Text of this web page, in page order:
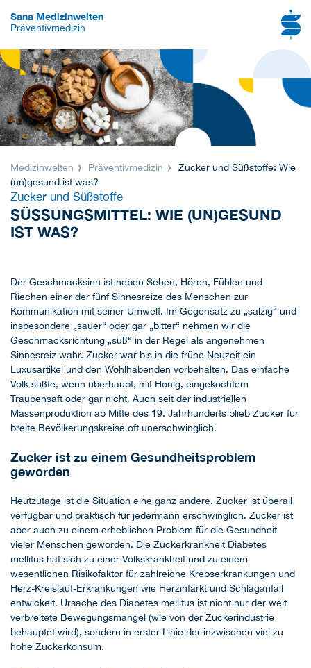
Sana Medizinwelten
Präventivmedizin
Medizinwelten Präventivmedizin
Zucker und Süßstoffe: Wie
(un)gesund ist was?
Zucker und Süßstoffe
SÜSSUNGSMITTEL: WIE (UN)GESUND I
ST WAS?
Der Geschmacksinn ist neben Sehen, Hören, Fühlen und
Riechen einer der fünf Sinnesreize des Menschen zur
Kommunikation mit seiner Umwelt. Im Gegensatz zu „salzig“ und
insbesondere „sauer“ oder gar „bitter“ nehmen wir die
Geschmacksrichtung „süß“ in der Regel als angenehmen
Sinnesreiz wahr. Zucker war bis in die frühe Neuzeit ein
Luxusartikel und den Wohlhabenden vorbehalten. Das einfache
Volk süßte, wenn überhaupt, mit Honig, eingekochtem
Traubensaft oder gar nicht. Auch seit der industriellen
Massenproduktion ab Mitte des 19. Jahrhunderts blieb Zucker für
breite Bevölkerungskreise oft unerschwinglich.
Zucker ist zu einem Gesundheitsproblem
geworden
Heutzutage ist die Situation eine ganz andere. Zucker ist überall
verfügbar und praktisch für jedermann erschwinglich. Zucker ist
aber auch zu einem erheblichen Problem für die Gesundheit
vieler Menschen geworden. Die Zuckerkrankheit Diabetes
mellitus hat sich zu einer Volkskrankheit und zu einem
wesentlichen Risikofaktor für zahlreiche Krebserkrankungen und
Herz-Kreislauf-Erkrankungen wie Herzinfarkt und Schlaganfall
entwickelt. Ursache des Diabetes mellitus ist nicht nur der weit
verbreitete Bewegungsmangel (wie von der Zuckerindustrie
behauptet wird), sondern in erster Linie der inzwischen viel zu
hohe Zuckerkonsum.